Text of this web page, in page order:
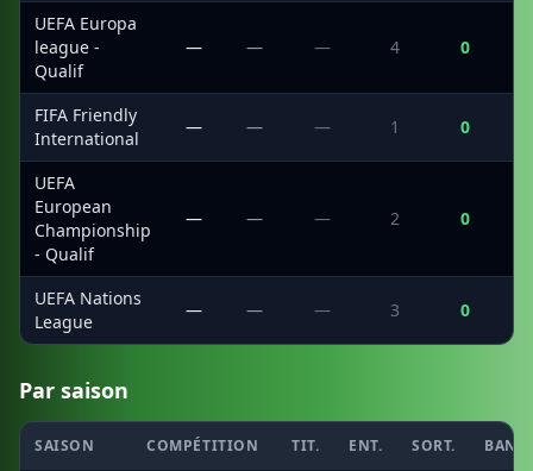
UEFA Europa
league -
Qualif
— — — 4 0
FIFA Friendly
International
— — — 1 0
UEFA
European
Championship
- Qualif
— — — 2 0
UEFA Nations
League
— — — 3 0
Par saison
SAISON COMPÉTITION TIT. ENT. SORT. BANC